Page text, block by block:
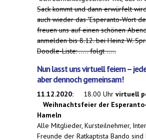
Sack kommt und dann erwürfelt
auch wieder das "Esperanto-Wort
freuen uns auf einen schönen
anmelden bis 8.12. bei Heinz W.
Doodle-Liste: ..... folgt .....
Nun lasst uns virtuell feiern –
aber dennoch gemeinsam!
11.12.2020: 18.00 Uhr virtuell
Weihnachtsfeier der
Hameln
Alle Mitglieder, Kursteilnehmer,
Freunde der Ratkaptista Bando sind